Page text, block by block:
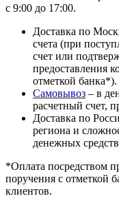
с 9:00 до 17:00.
Доставка по
счета (при
счет или
предоставления
отметкой банка*).
Самовывоз – в
расчетный счет,
Доставка по
региона и
денежных
*Оплата посредством
поручения с отметкой
клиентов.